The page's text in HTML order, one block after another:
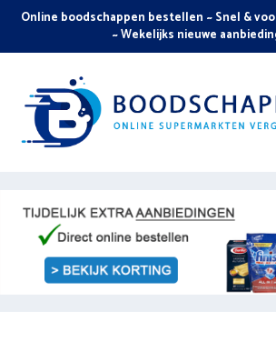
Skip
content
Online boodschappen bestellen ~ Snel &
~ Wekelijks nieuwe